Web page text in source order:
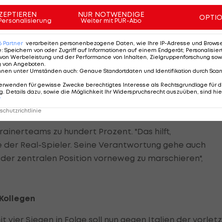
in Topform, kurbelt das deutsche Spiel an, wirkt
Fehler. Dass sein Partner Schweinsteiger
entfernt ist, überstrahlt der Freund von
permanent seine Position verlässt, nach vorne
Es ist schwer, gegen ihn einen Zweikampf zu
eine positive Ausstrahlung", lobte DFB-
zu hundert Prozent. "Das hilft,
Real-Spieler. Seine Verantwortung gehe auch
zentralen Position vorneweg zu marschieren",
vier Siegen in Folge soll nun gegen Italien der
NUR NOTWENDIGE
Weiter mit PUR-Abo
Partner verarbeiten personenbezogene Daten, wie Ihre IP-Adresse und
: Speichern von oder Zugriff auf Informationen auf einem Endgerät;
Werbeleistung und der Performance von Inhalten, Zielgruppenforschung
von Angeboten
unter Umständen auch: Genaue Standortdaten und Identifikation durch
für gewisse Zwecke berechtigtes Interesse als Rechtsgrundlage für
Details dazu, sowie die Möglichkeit Ihr Widerspruchsrecht auszuüben, sind